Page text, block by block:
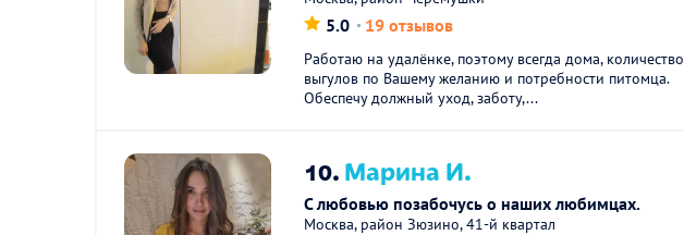
5.0 19 отзывов
Работаю на удалёнке, поэтому всегда дома, количество
выгулов по Вашему желанию и потребности питомца.
Обеспечу должный уход, заботу,...
10.Марина И.
С любовью позабочусь о наших любимцах.
Москва, район Зюзино, 41-й квартал